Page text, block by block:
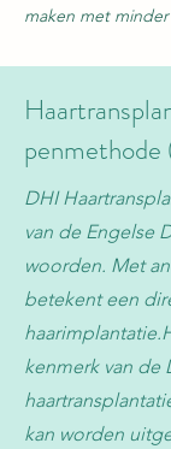
maken met
DHI
van de Engelse
woorden. Met
betekent een
kenmerk van de
kan worden